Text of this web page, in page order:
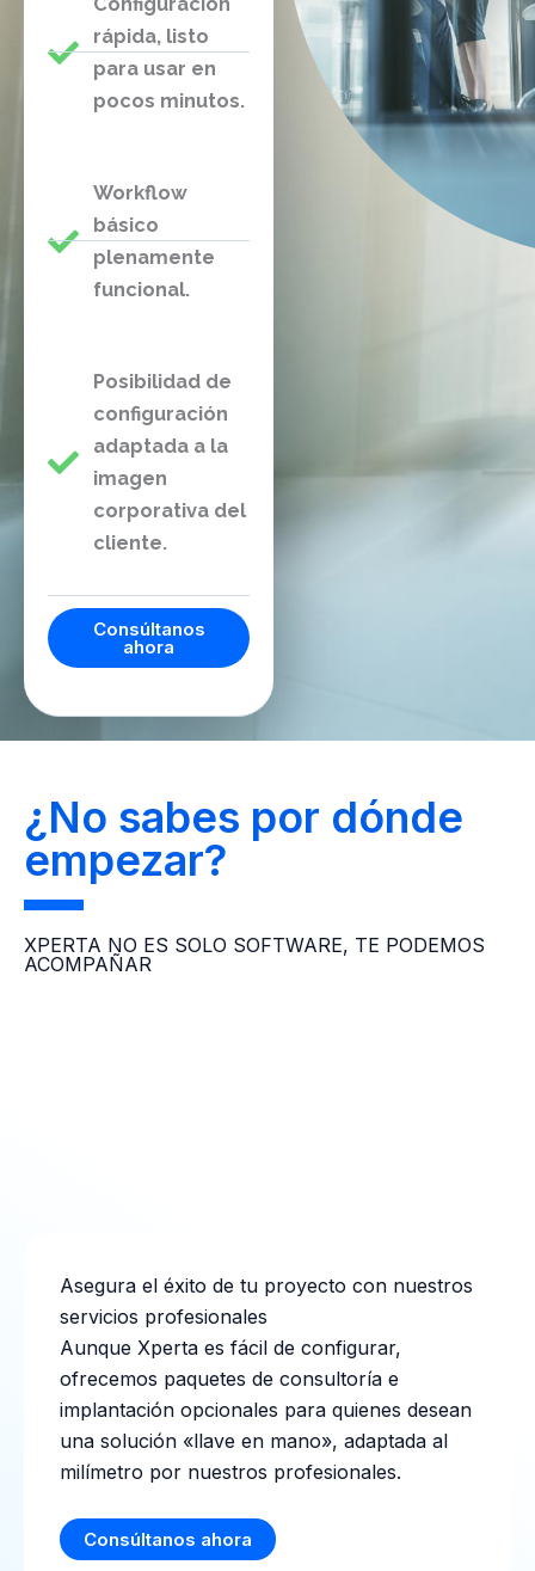
rápida, listo
para usar en
pocos minutos.
Workflow
básico
plenamente
funcional.
Posibilidad de
configuración
adaptada a la
imagen
corporativa del
cliente.
Consúltanos
ahora
¿No sabes por dónde
empezar?
XPERTA NO ES SOLO SOFTWARE, TE PODEMOS
ACOMPAÑAR
Asegura el éxito de tu proyecto con nuestros
servicios profesionales
Aunque Xperta es fácil de configurar,
ofrecemos paquetes de consultoría e
implantación opcionales para quienes desean
una solución «llave en mano», adaptada al
milímetro por nuestros profesionales.
Consúltanos ahora